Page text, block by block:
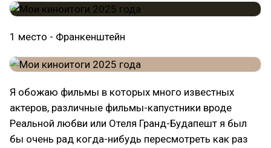
1 место - Франкенштейн
Я обожаю фильмы в которых много известных
актеров, различные фильмы-капустники вроде
Реальной любви или Отеля Гранд-Будапешт я был
бы очень рад когда-нибудь пересмотреть как раз